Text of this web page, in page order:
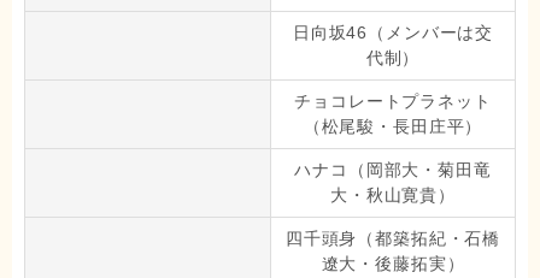
日向坂46（メンバーは交
代制）
チョコレートプラネット
（松尾駿・長田庄平）
ハナコ（岡部大・菊田竜
大・秋山寛貴）
四千頭身（都築拓紀・石橋
遼大・後藤拓実）